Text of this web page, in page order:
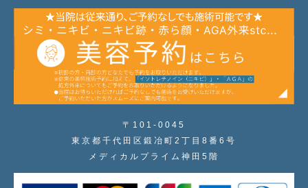
〒101-0045
東京都千代田区鍛冶町2丁目8番6号
メディカルプライム神田5階